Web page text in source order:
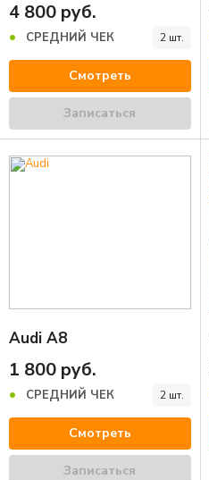
4 800 руб.
2 шт.
СРЕДНИЙ ЧЕК
Смотреть
Записаться
Audi A8
1 800 руб.
2 шт.
СРЕДНИЙ ЧЕК
Смотреть
Записаться